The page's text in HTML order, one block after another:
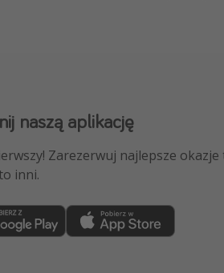
naszą aplikację
Zarezerwuj najlepsze
inni.
do naszego kanału na
oferty podróżnicze, porady
teraz